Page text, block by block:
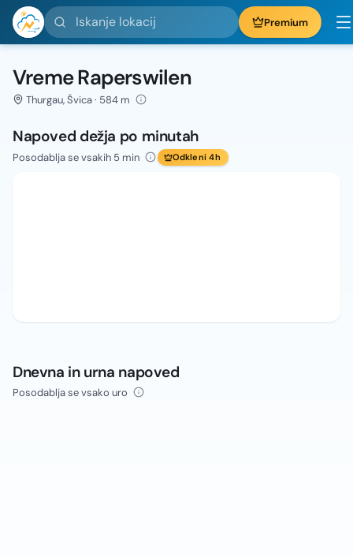
Iskanje lokacij Premium
Vreme Raperswilen
Thurgau, Švica · 584 m
Napoved dežja po minutah
Posodablja se vsakih 5 min Odkleni 4h
Dnevna in urna napoved
Posodablja se vsako uro